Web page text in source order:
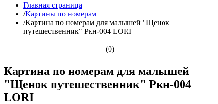
Главная страница
/Картины по номерам
/Картина по номерам для малышей "Щенок
путешественник" Ркн-004 LORI
(0)
Картина по номерам для малышей
"Щенок путешественник" Ркн-004
LORI